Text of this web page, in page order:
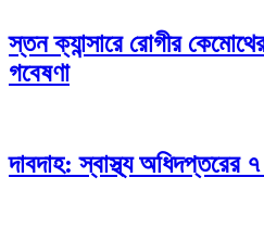
স্তন ক্যান্সারে রোগীর
গবেষণা
দাবদাহ: স্বাস্থ্য অধিদপ্তরের ৭